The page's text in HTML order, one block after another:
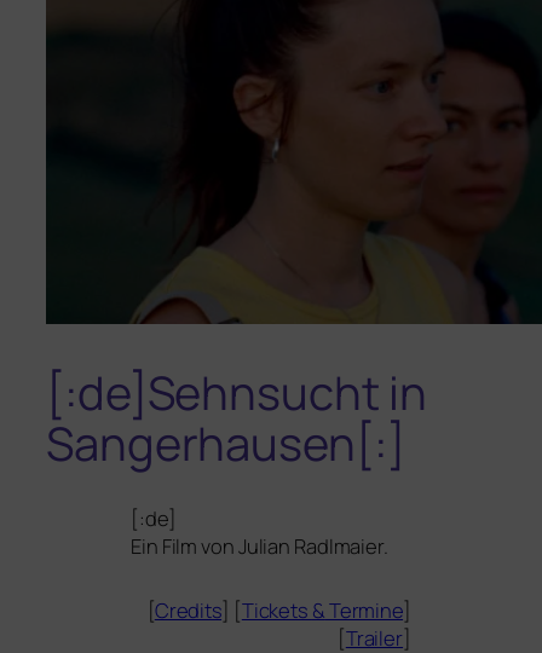
[:de]Sehnsucht in
Sangerhausen[:]
[:de]
Ein Film von Julian Radlmaier.
[Credits] [Tickets &Termine]
[Trailer]